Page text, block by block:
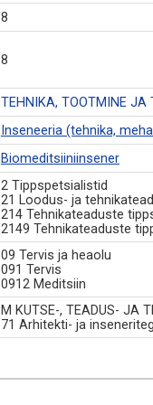
8
8
TEHNIKA, TOOTMINE JA
Inseneeria (tehnika,
Biomeditsiiniinsener
2 Tippspetsialistid
21 Loodus- ja
214 Tehnikateaduste
2149 Tehnikateaduste
09 Tervis ja heaolu
091 Tervis
0912 Meditsiin
M KUTSE-, TEADUS- JA
71 Arhitekti- ja